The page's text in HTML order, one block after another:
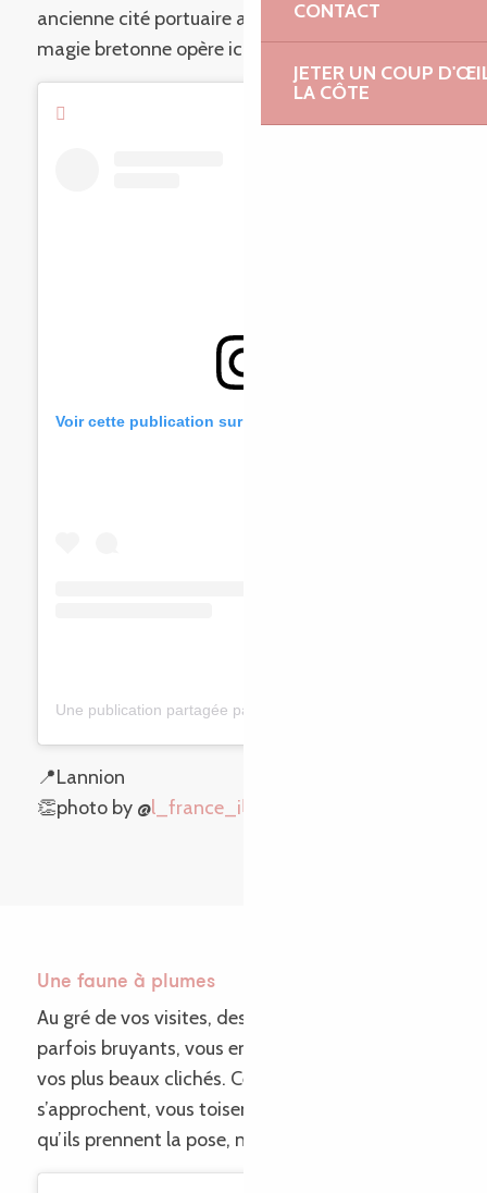
CONTACT
JETER UN COUP
LA CÔTE
ancienne cité portuaire au fond d’un aber… La
magie bretonne opère ici !
Voir cette publication sur Instagram
📍Lannion
👏photo by @l_france_i
Une faune à plumes
Au gré de vos visites, des
parfois bruyants, vous encouragent à capturer
vos plus beaux clichés. Ces starlettes des airs
s’approchent, vous toisent ! On dirait même
qu’ils prennent la pose, non ?